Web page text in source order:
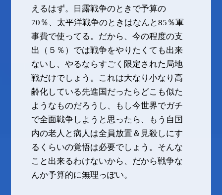
えるはず。日露戦争のときで予算の
70％、太平洋戦争のときはなんと85％軍
事費で使ってる。だから、今の程度の支
出（５％）では戦争をやりたくても出来
ないし、やるならすごく限定された局地
戦だけでしょう。これは大なり小なり高
齢化している先進国だったらどこも似た
ようなものだろうし、もし今世界でガチ
で全面戦争しようと思ったら、もう自国
内の老人と病人は全員放置＆見殺しにす
るくらいの覚悟は必要でしょう。そんな
こと出来るわけないから、だから戦争な
んか予算的に無理っぽい。